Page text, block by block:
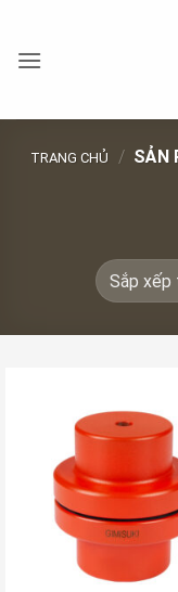
nội
TRANG CHỦ / SẢN